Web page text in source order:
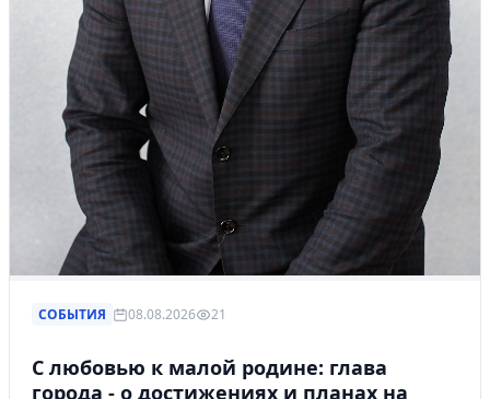
СОБЫТИЯ 08.08.2026 21
С любовью к малой родине: глава
города - о достижениях и планах на